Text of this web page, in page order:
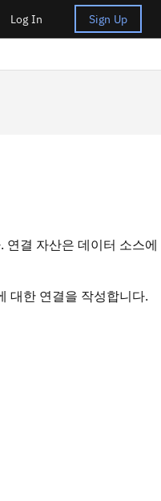
Log In Sign Up
결 자산은 데이터 소스에
대한 연결을 작성합니다.